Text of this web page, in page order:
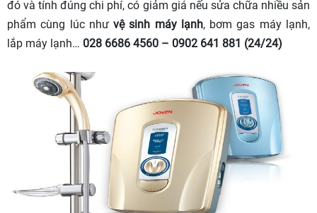
đó và tính đúng chi phí, có giảm giá nếu sửa chữa nhiều sản
phẩm cùng lúc nhưvệ sinh máy lạnh, bơm gas máy lạnh,
lắp máy lạnh… 028 6686 4560 – 0902 641 881 (24/24)